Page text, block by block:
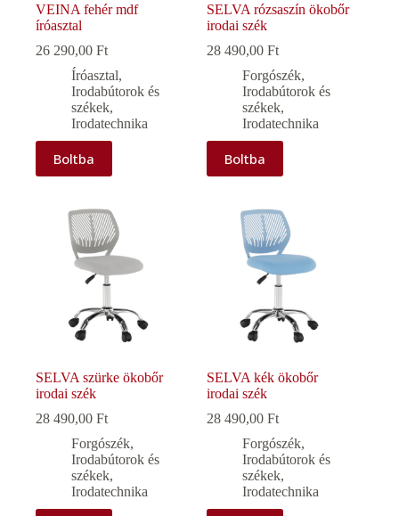
VEINA fehér mdf
íróasztal
26 290,00 Ft
Íróasztal,
Irodabútorok és
székek,
Irodatechnika
Boltba
SELVA rózsaszín ökobőr
irodai szék
28 490,00Ft
Forgószék,
Irodabútorok és
székek,
Irodatechnika
Boltba
SELVA szürke ökobőr
irodai szék
28 490,00 Ft
Forgószék,
Irodabútorok és
székek,
Irodatechnika
SELVA kék ökobőr
irodai szék
28 490,00Ft
Forgószék,
Irodabútorok és
székek,
Irodatechnika